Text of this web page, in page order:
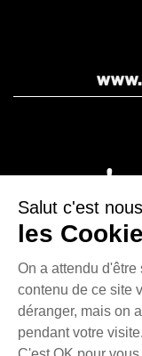
Salut c'est
les
On a attendu d'être
contenu de ce site
déranger, mais on
pendant votre
La Presse
C’est à dire sont